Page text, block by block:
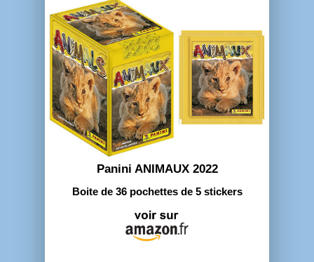
Panini ANIMAUX 2022
Boite de 36 pochettes de 5 stickers